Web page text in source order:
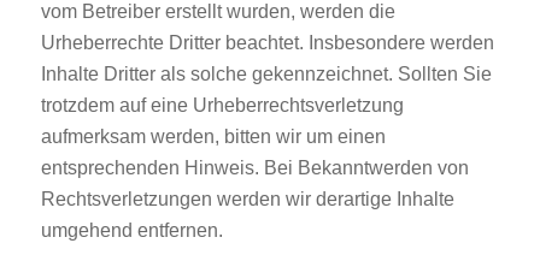
vom Betreiber erstellt wurden, werden die
Urheberrechte Dritter beachtet. Insbesondere werden
Inhalte Dritter als solche gekennzeichnet. Sollten Sie
trotzdem auf eine Urheberrechtsverletzung
aufmerksam werden, bitten wir um einen
entsprechenden Hinweis. Bei Bekanntwerden von
Rechtsverletzungen werden wir derartige Inhalte
umgehend entfernen.